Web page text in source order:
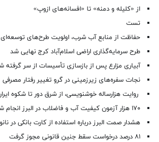
از «کلیله و دمنه» تا «افسانه‌های ازوپ»
تست
حفاظت از منابع آب شرب، اولویت طرح‌های توسعه‌ای
طرح سرمایه‌گذاری اراضی اسلام‌آباد کرج نهایی شد
آبیاری مزارع پس از بازسازی تأسیسات از سر گرفته
نجات سفره‌های زیرزمینی در گرو تغییر رفتار مصرفی
روایت هزارساله خوشنویسی، از شرق دور تا شکوه
۱۷۰ هزار آزمون کیفیت آب و فاضلاب در البرز انجام شد
هشدار صمت البرز درباره استفاده از کارت بانکی در
۸۱ درصد درخواست‌ سقط جنین قانونی مجوز گرفت